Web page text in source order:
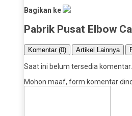
Bagikan ke
Pabrik Pusat Elbow
Komentar (0) Artikel Lainnya
Saat ini belum tersedia komentar.
Mohon maaf, form komentar